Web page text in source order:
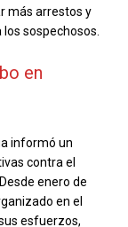
más arrestos y
sospechosos.
en
informó un
contra el
enero de
en el
esfuerzos,